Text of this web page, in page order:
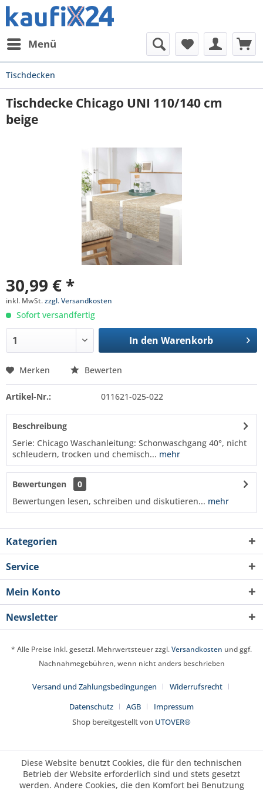
Menü
Tischdecken
Tischdecke Chicago UNI 110/140 cm
beige
30,99 € *
inkl. MwSt.zzgl. Versandkosten
Sofort versandfertig
In den Warenkorb
Merken Bewerten
Artikel-Nr.: 011621-025-022
Beschreibung
Serie: Chicago Waschanleitung: Schonwaschgang 40°, nicht
schleudern, trocken und chemisch... mehr
Bewertungen
0
Bewertungen lesen, schreiben und diskutieren... mehr
Kategorien
Service
Mein Konto
Newsletter
* Alle Preise inkl. gesetzl. Mehrwertsteuer zzgl.Versandkosten und ggf.
Nachnahmegebühren, wenn nicht anders beschrieben
Versand und Zahlungsbedingungen
Widerrufsrecht
Datenschutz
AGB
Impressum
Shop bereitgestellt von UTOVER®
Diese Website benutzt Cookies, die für den technischen
Betrieb der Website erforderlich sind und stets gesetzt
werden. Andere Cookies, die den Komfort bei Benutzung